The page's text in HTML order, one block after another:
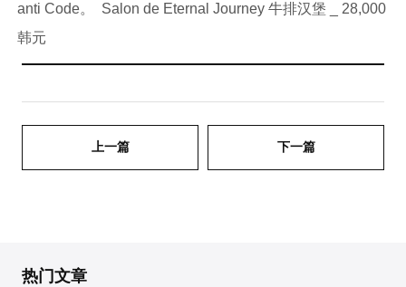
anti Code。 Salon de Eternal Journey 牛排汉堡 _ 28,000
韩元
上一篇 下一篇
热门文章